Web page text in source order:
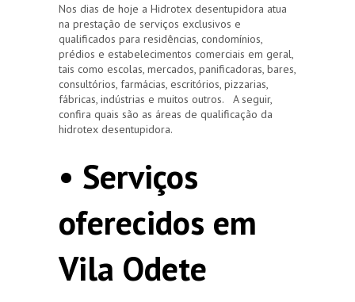
Nos dias de hoje a Hidrotex desentupidora atua
na prestação de serviços exclusivos e
qualificados para residências, condomínios,
prédios e estabelecimentos comerciais em geral,
tais como escolas, mercados, panificadoras, bares,
consultórios, farmácias, escritórios, pizzarias,
fábricas, indústrias e muitos outros. A seguir,
confira quais são as áreas de qualificação da
hidrotex desentupidora.
• Serviços
oferecidos em
Vila Odete